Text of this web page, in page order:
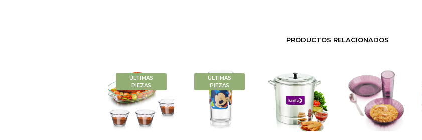
PRODUCTOS RELACIONADOS
ÚLTIMAS
PIEZAS
ÚLTIMAS
PIEZAS